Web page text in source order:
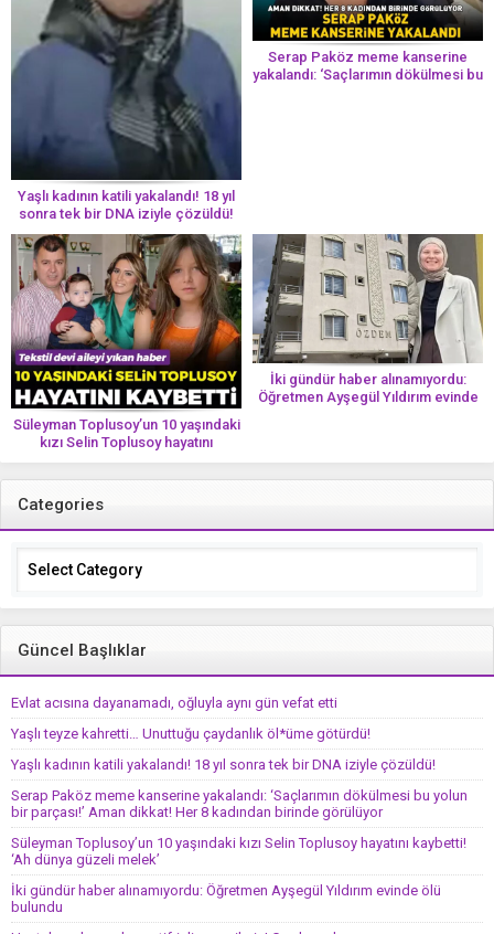
Yaşlı kadının katili yakalandı! 18 yıl
sonra tek bir DNA iziyle çözüldü!
Serap Paköz meme kanserine
yakalandı: ‘Saçlarımın dökülmesi bu
Süleyman Toplusoy’un 10 yaşındaki
kızı Selin Toplusoy hayatını
kaybetti! ‘Ah dünya güzeli melek’
İki gündür haber alınamıyordu:
Öğretmen Ayşegül Yıldırım evinde
Categories
Categories
Güncel Başlıklar
Evlat acısına dayanamadı, oğluyla aynı gün vefat etti
Yaşlı teyze kahretti… Unuttuğu çaydanlık öl*üme götürdü!
Yaşlı kadının katili yakalandı! 18 yıl sonra tek bir DNA iziyle çözüldü!
Serap Paköz meme kanserine yakalandı: ‘Saçlarımın dökülmesi bu yolun
bir parçası!’ Aman dikkat! Her 8 kadından birinde görülüyor
Süleyman Toplusoy’un 10 yaşındaki kızı Selin Toplusoy hayatını kaybetti!
‘Ah dünya güzeli melek’
İki gündür haber alınamıyordu: Öğretmen Ayşegül Yıldırım evinde ölü
bulundu